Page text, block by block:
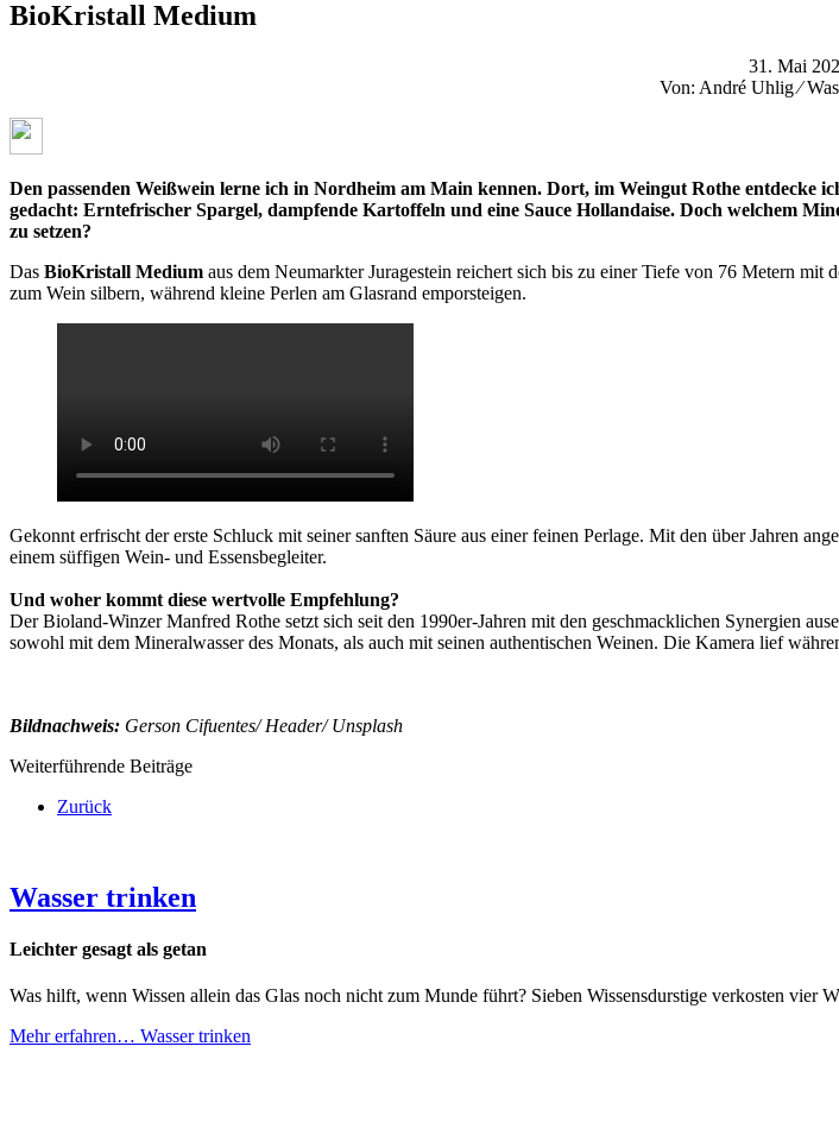
BioKristall Medium
31. Mai
Von: André Uhlig ⁄
Den passenden Weißwein lerne ich in Nordheim am Main kennen. Dort, im Weingut Rothe entdecke
gedacht: Erntefrischer Spargel, dampfende Kartoffeln und eine Sauce Hollandaise. Doch welchem
zu setzen?
Das BioKristall Medium aus dem Neumarkter Juragestein reichert sich bis zu einer Tiefe von 76 Metern
zum Wein silbern, während kleine Perlen am Glasrand emporsteigen.
Gekonnt erfrischt der erste Schluck mit seiner sanften Säure aus einer feinen Perlage. Mit den über Jahren
einem süffigen Wein- und Essensbegleiter.
Und woher kommt diese wertvolle Empfehlung?
Der Bioland-Winzer Manfred Rothe setzt sich seit den 1990er-Jahren mit den geschmacklichen Synergien
sowohl mit dem Mineralwasser des Monats, als auch mit seinen authentischen Weinen. Die Kamera lief
Bildnachweis: Gerson Cifuentes/ Header/ Unsplash
Weiterführende Beiträge
Zurück
Wasser trinken
Leichter gesagt als getan
Was hilft, wenn Wissen allein das Glas noch nicht zum Munde führt? Sieben Wissensdurstige verkosten vier
Mehr erfahren… Wasser trinken